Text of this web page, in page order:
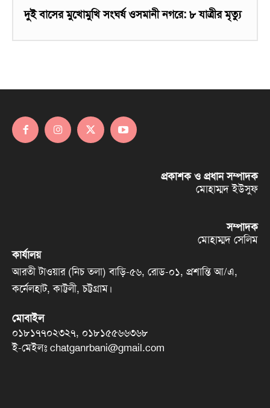
দুই বাসের মুখোমুখি সংঘর্ষ ওসমানী নগরে: ৮ যাত্রীর মৃত্যু
প্রকাশক ও প্রধান সম্পাদক
মোহাম্মদ ইউসুফ
সম্পাদক
মোহাম্মদ সেলিম
কার্যালয়
আরতী টাওয়ার (নিচ তলা) বাড়ি-৫৬, রোড-০১, প্রশান্তি আ/এ,
কর্নেলহাট, কাট্টলী, চট্টগ্রাম।
মোবাইল
০১৮১৭৭০২৩২৭, ০১৮১৫৫৬৬৩৬৮
ই-মেইলঃ chatganrbani@gmail.com